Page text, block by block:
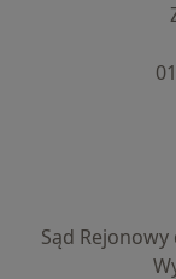
Sąd